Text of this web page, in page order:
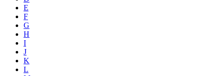
E
F
G
H
I
J
K
L